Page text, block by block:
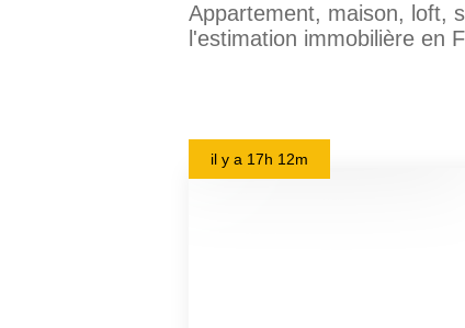
Appartement, maison, loft,
l'estimation immobilière en
il y a 17h 12m